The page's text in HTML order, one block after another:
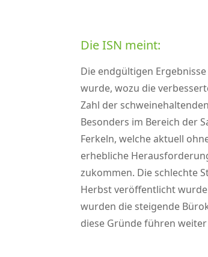
Die ISN meint:
Die endgültigen
wurde, wozu die
Zahl der
Besonders im Bereich der
Ferkeln, welche aktuell
erhebliche
zukommen. Die schlechte
Herbst veröffentlicht
wurden die steigende
diese Gründe führen